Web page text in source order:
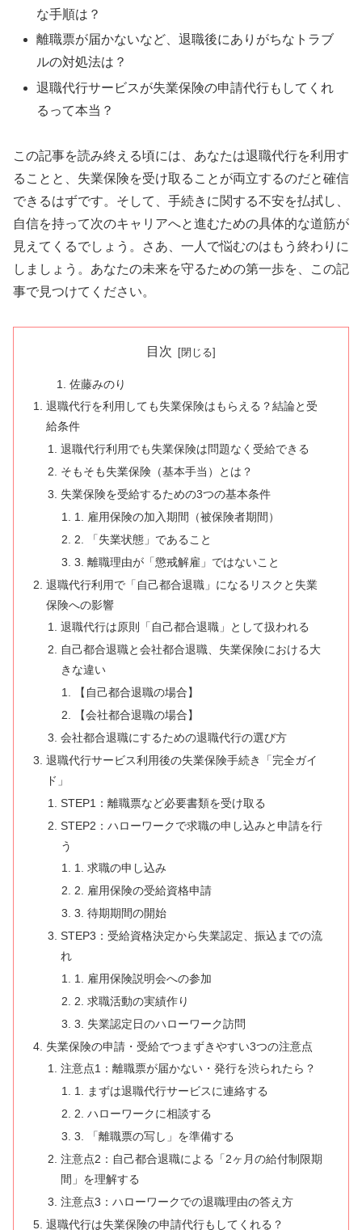
な手順は？
離職票が届かないなど、退職後にありがちなトラブ
ルの対処法は？
退職代行サービスが失業保険の申請代行もしてくれ
るって本当？
この記事を読み終える頃には、あなたは退職代行を利用す
ることと、失業保険を受け取ることが両立するのだと確信
できるはずです。そして、手続きに関する不安を払拭し、
自信を持って次のキャリアへと進むための具体的な道筋が
見えてくるでしょう。さあ、一人で悩むのはもう終わりに
しましょう。あなたの未来を守るための第一歩を、この記
事で見つけてください。
目次
佐藤みのり
退職代行を利用しても失業保険はもらえる？結論と受
給条件
退職代行利用でも失業保険は問題なく受給できる
そもそも失業保険（基本手当）とは？
失業保険を受給するための3つの基本条件
1. 雇用保険の加入期間（被保険者期間）
2. 「失業状態」であること
3. 離職理由が「懲戒解雇」ではないこと
退職代行利用で「自己都合退職」になるリスクと失業
保険への影響
退職代行は原則「自己都合退職」として扱われる
自己都合退職と会社都合退職、失業保険における大
きな違い
【自己都合退職の場合】
【会社都合退職の場合】
会社都合退職にするための退職代行の選び方
退職代行サービス利用後の失業保険手続き「完全ガイ
ド」
STEP1：離職票など必要書類を受け取る
STEP2：ハローワークで求職の申し込みと申請を行
う
1. 求職の申し込み
2. 雇用保険の受給資格申請
3. 待期期間の開始
STEP3：受給資格決定から失業認定、振込までの流
れ
1. 雇用保険説明会への参加
2. 求職活動の実績作り
3. 失業認定日のハローワーク訪問
失業保険の申請・受給でつまずきやすい3つの注意点
注意点1：離職票が届かない・発行を渋られたら？
1. まずは退職代行サービスに連絡する
2. ハローワークに相談する
3. 「離職票の写し」を準備する
注意点2：自己都合退職による「2ヶ月の給付制限期
間」を理解する
注意点3：ハローワークでの退職理由の答え方
退職代行は失業保険の申請代行もしてくれる？